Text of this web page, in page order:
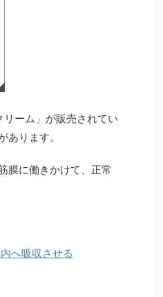
ーム」が販売されてい
ります。
膜に働きかけて、正常
へ吸収させる